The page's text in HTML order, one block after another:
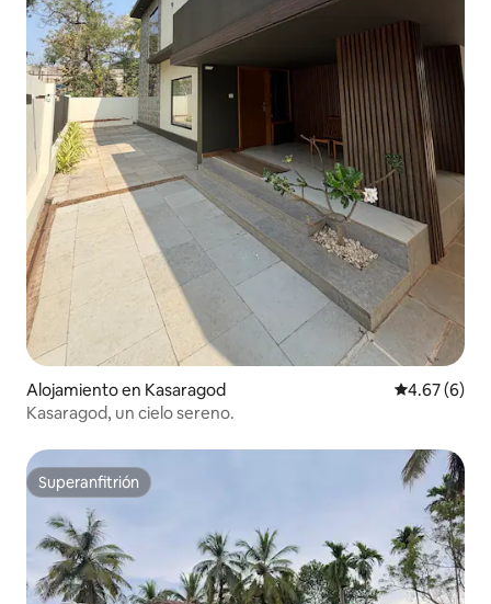
Alojamiento en Kasaragod Calificación
4.67 (6)
Kasaragod, un cielo sereno.
Superanfitrión
Superanfitrión